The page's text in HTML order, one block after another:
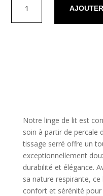
Housse
Sorbonne
Bleu
Notre linge de lit est
soin à partir de percale
tissage serré offre un
exceptionnellement
durabilité et élégance.
sa nature respirante,
confort et sérénité pour